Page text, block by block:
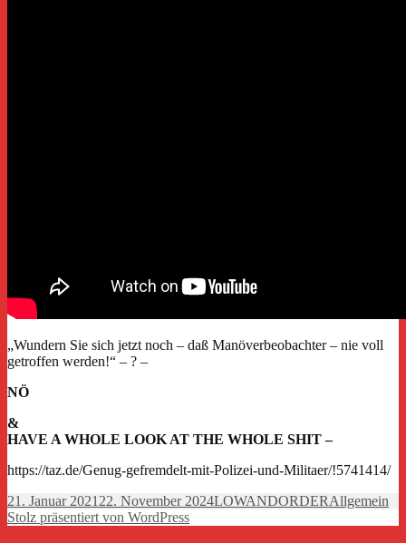
„Wundern Sie sich jetzt noch – daß Manöverbeobachter – nie voll
getroffen werden!“ – ? –
NÖ
&
HAVE A WHOLE LOOK AT THE WHOLE SHIT –
https://taz.de/Genug-gefremdelt-mit-Polizei-und-Militaer/!5741414/
Veröffentlicht
am
21. Januar 2021 22. November 2024Autor
LOWANDORDER Kategorien
Allgemein
Stolz präsentiert von WordPress